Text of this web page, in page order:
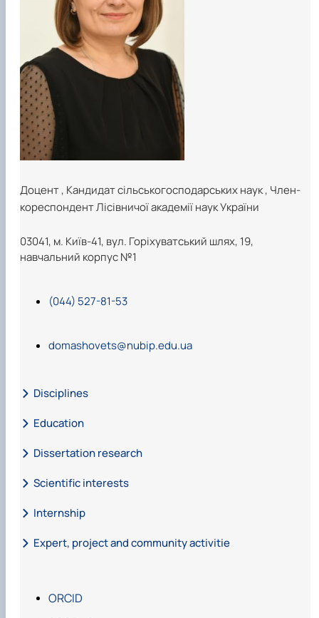
03041, м. Київ-41, вул. Горіхуватський шлях, 19,
навчальний корпус №1
(044) 527-81-53
domashovets@nubip.edu.ua
ORCID
Доцент, Кандидат сільськогосподарських наук, Член-
кореспондент Лісівничої академії наук України
Disciplines
Education
Dissertation research
Scientific interests
Internship
Expert, project and community activitie